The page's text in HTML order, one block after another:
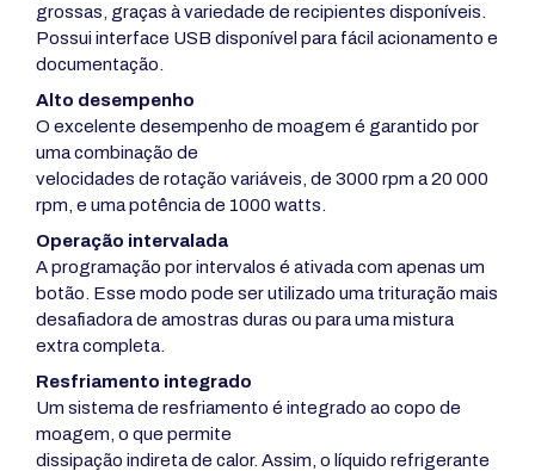
grossas, graças à variedade de recipientes disponíveis.
Possui interface USB disponível para fácil acionamento e
documentação.
Alto desempenho
O excelente desempenho de moagem é garantido por
uma combinação de
velocidades de rotação variáveis, de 3000 rpm a 20 000
rpm, e uma potência de 1000 watts.
Operação intervalada
A programação por intervalos é ativada com apenas um
botão. Esse modo pode ser utilizado uma trituração mais
desafiadora de amostras duras ou para uma mistura
extra completa.
Resfriamento integrado
Um sistema de resfriamento é integrado ao copo de
moagem, o que permite
dissipação indireta de calor. Assim, o líquido refrigerante